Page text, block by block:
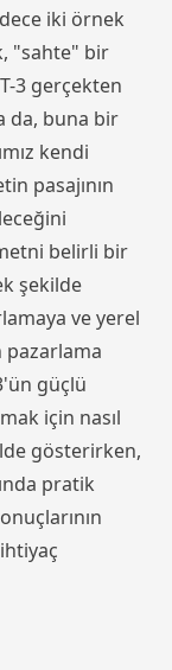
iki örnek
"sahte" bir
3 gerçekten
da, buna bir
kendi
pasajının
belirli bir
şekilde
ve yerel
pazarlama
güçlü
için nasıl
gösterirken,
pratik